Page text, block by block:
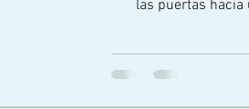
las puertas hacia